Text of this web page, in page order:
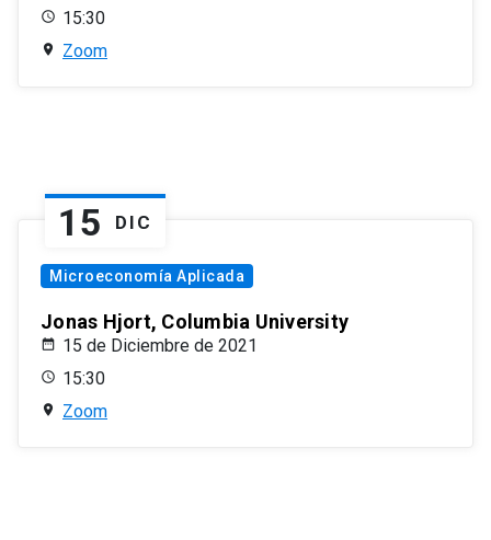
15:30
Zoom
15 DIC
Microeconomía Aplicada
Jonas Hjort, Columbia University
15 de Diciembre de 2021
15:30
Zoom